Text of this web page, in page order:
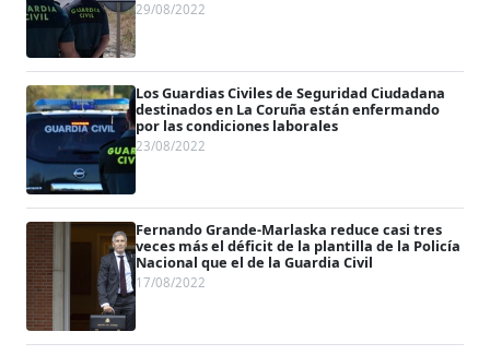
29/08/2022
Los Guardias Civiles de Seguridad Ciudadana
destinados en La Coruña están enfermando
por las condiciones laborales
23/08/2022
Fernando Grande-Marlaska reduce casi tres
veces más el déficit de la plantilla de la Policía
Nacional que el de la Guardia Civil
17/08/2022